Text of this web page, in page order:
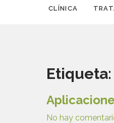
CLÍNICA
Etiqueta:
No hay